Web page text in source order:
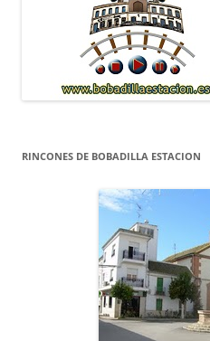
RINCONES DE BOBADILLA ESTACION